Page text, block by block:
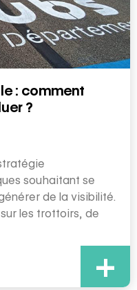
: comment
?
souhaitant se
de la visibilité.
sur les trottoirs, de
+